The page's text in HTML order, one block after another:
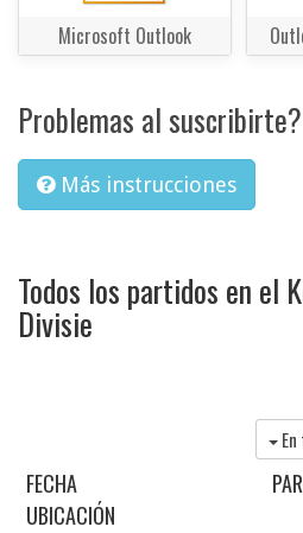
Microsoft Outlook
Problemas al suscribirte?
Más instrucciones
Todos los partidos en el
Divisie
FECHA
UBICACIÓN